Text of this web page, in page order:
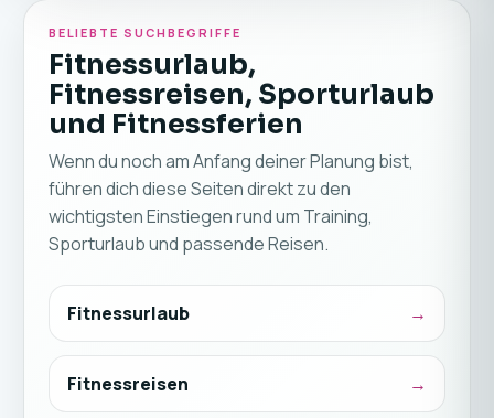
BELIEBTE SUCHBEGRIFFE
Fitnessurlaub,
Fitnessreisen, Sporturlaub
und Fitnessferien
Wenn du noch am Anfang deiner Planung bist,
führen dich diese Seiten direkt zu den
wichtigsten Einstiegen rund um Training,
Sporturlaub und passende Reisen.
Fitnessurlaub
Fitnessreisen